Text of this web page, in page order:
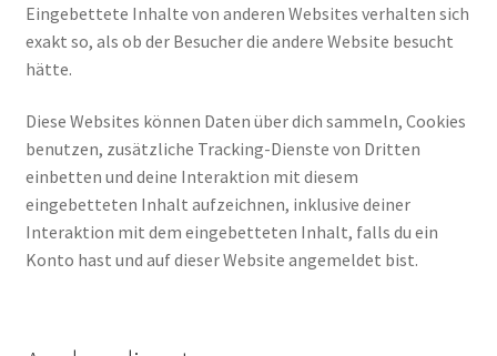
Eingebettete Inhalte von anderen Websites verhalten sich
exakt so, als ob der Besucher die andere Website besucht
hätte.
Diese Websites können Daten über dich sammeln, Cookies
benutzen, zusätzliche Tracking-Dienste von Dritten
einbetten und deine Interaktion mit diesem
eingebetteten Inhalt aufzeichnen, inklusive deiner
Interaktion mit dem eingebetteten Inhalt, falls du ein
Konto hast und auf dieser Website angemeldet bist.